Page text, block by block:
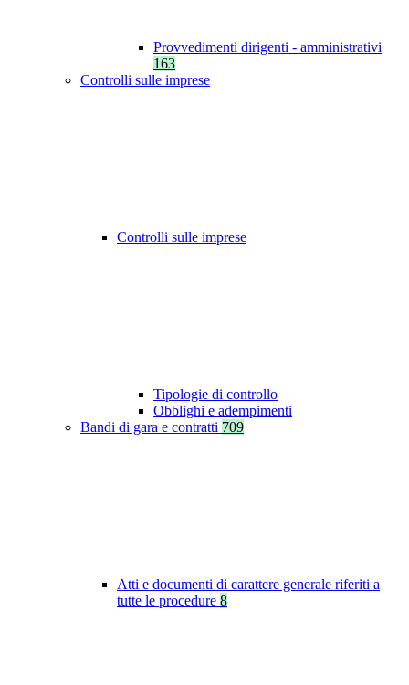
Provvedimenti dirigenti - amministrativi
163
Controlli sulle imprese
Controlli sulle imprese
Tipologie di controllo
Obblighi e adempimenti
Bandi di gara e contratti 709
Atti e documenti di carattere generale riferiti a
tutte le procedure 8